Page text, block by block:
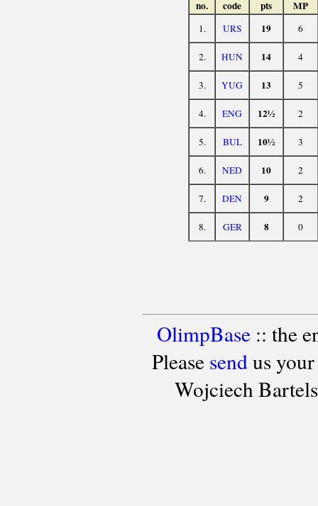
no. code pts MP
1. URS 19 6
2. HUN 14 4
3. YUG 13 5
4. ENG 12½ 2
5. BUL 10½ 3
6. NED 10 2
7. DEN 9 2
8. GER 8 0
OlimpBase:: the
Please sendus your
Wojciech